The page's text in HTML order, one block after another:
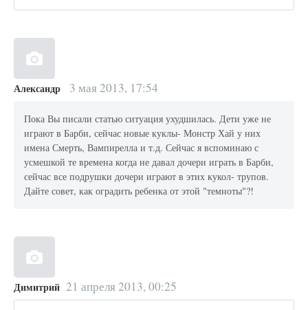
Александр 3 мая 2013, 17:54
Пока Вы писали статью ситуация ухудшилась. Дети уже не
играют в Барби, сейчас новые куклы- Монстр Хай у них
имена Смерть, Вампирелла и т.д. Сейчас я вспоминаю с
усмешкой те времена когда не давал дочери играть в Барби,
сейчас все подрушки дочери играют в этих кукол- трупов.
Дайте совет, как оградить ребенка от этой "темноты"?!
Димитрий 21 апреля 2013, 00:25